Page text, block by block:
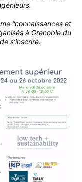
“connaissances et
à Grenoble du
s’inscrire.